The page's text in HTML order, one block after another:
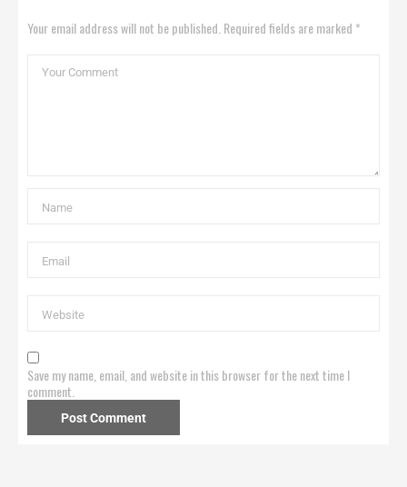
Your email address will not be published. Required fields are marked *
Save my name, email, and website in this browser for the next time I
comment.